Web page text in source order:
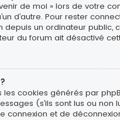
de moi » lors de votre
d’autre. Pour rester
un ordinateur public,
du forum ait désactivé
cookies générés par
(s’ils sont lus ou
et de